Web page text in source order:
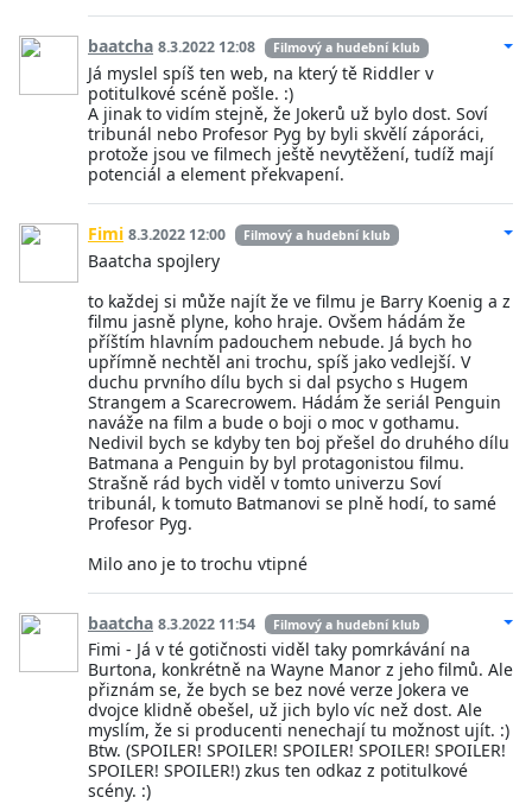
baatcha 8.3.2022 12:08 Filmový a hudební klub
Já myslel spíš ten web, na který tě Riddler v
potitulkové scéně pošle. :)
A jinak to vidím stejně, že Jokerů už bylo dost. Soví
tribunál nebo Profesor Pyg by byli skvělí záporáci,
protože jsou ve filmech ještě nevytěžení, tudíž mají
potenciál a element překvapení.
Fimi 8.3.2022 12:00 Filmový a hudební klub
Baatcha spojlery
to každej si může najít že ve filmu je Barry Koenig a z
filmu jasně plyne, koho hraje. Ovšem hádám že
příštím hlavním padouchem nebude. Já bych ho
upřímně nechtěl ani trochu, spíš jako vedlejší. V
duchu prvního dílu bych si dal psycho s Hugem
Strangem a Scarecrowem. Hádám že seriál Penguin
naváže na film a bude o boji o moc v gothamu.
Nedivil bych se kdyby ten boj přešel do druhého dílu
Batmana a Penguin by byl protagonistou filmu.
Strašně rád bych viděl v tomto univerzu Soví
tribunál, k tomuto Batmanovi se plně hodí, to samé
Profesor Pyg.
Milo ano je to trochu vtipné
baatcha 8.3.2022 11:54 Filmový a hudební klub
Fimi - Já v té gotičnosti viděl taky pomrkávání na
Burtona, konkrétně na Wayne Manor z jeho filmů. Ale
přiznám se, že bych se bez nové verze Jokera ve
dvojce klidně obešel, už jich bylo víc než dost. Ale
myslím, že si producenti nenechají tu možnost ujít. :)
Btw. (SPOILER! SPOILER! SPOILER! SPOILER! SPOILER!
SPOILER! SPOILER!) zkus ten odkaz z potitulkové
scény. :)